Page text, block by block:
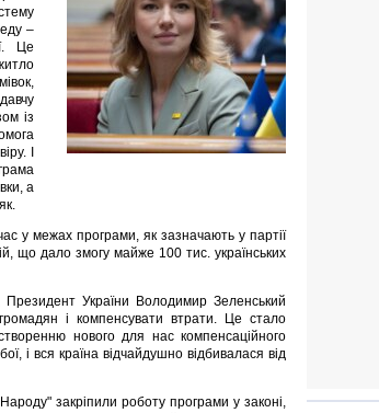
–
Це
із
І
а
у межах програми, як зазначають у партії
що дало змогу майже 100 тис. українських
України Володимир Зеленський
і компенсувати втрати. Це стало
нового для нас компенсаційного
і вся країна відчайдушно відбивалася від
закріпили роботу програми у законі,